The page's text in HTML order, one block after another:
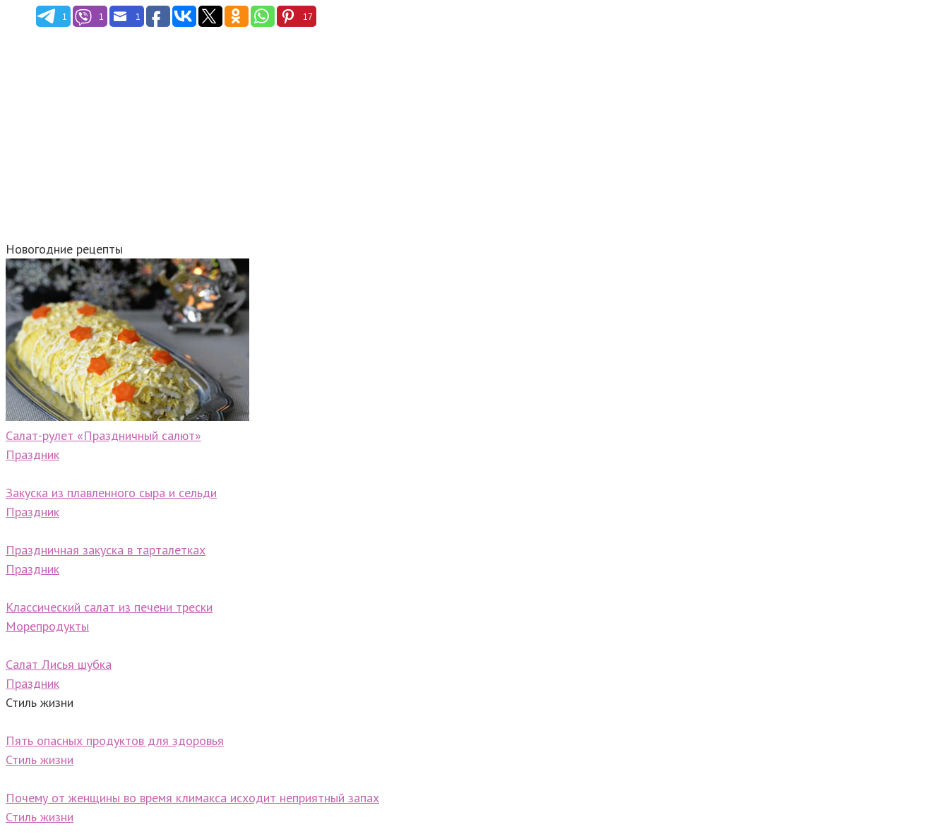
1 1 1 17
Новогодние рецепты
Салат-рулет «Праздничный салют»
Праздник
Закуска из плавленного сыра и сельди
Праздник
Праздничная закуска в тарталетках
Праздник
Классический салат из печени трески
Морепродукты
Салат Лисья шубка
Праздник
Стиль жизни
Пять опасных продуктов для здоровья
Стиль жизни
Почему от женщины во время климакса исходит неприятный запах
Стиль жизни